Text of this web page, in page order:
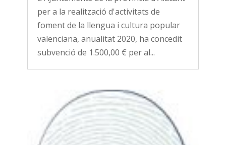
per a la realització d'activitats de
foment de la llengua i cultura popular
valenciana, anualitat 2020, ha concedit
subvenció de 1.500,00 € per al...